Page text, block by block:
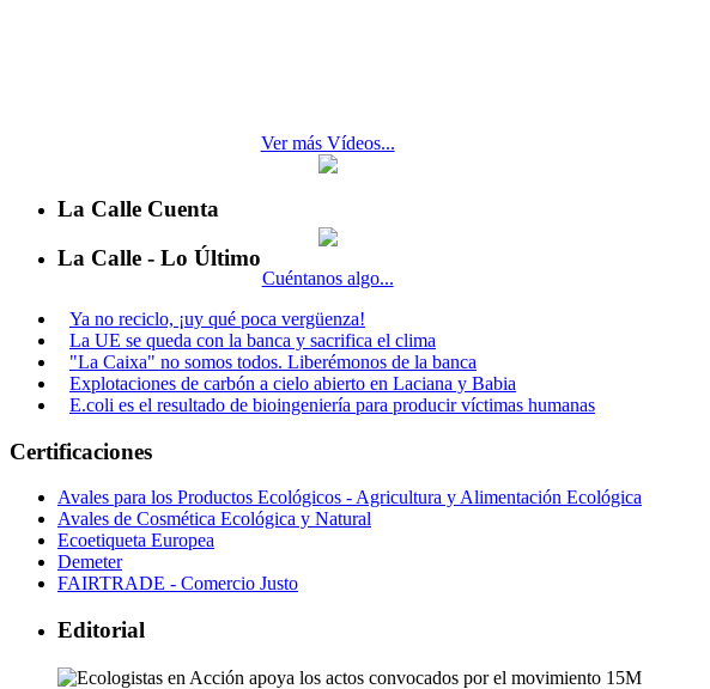
Ver más Vídeos...
La Calle Cuenta
La Calle - Lo Último
Cuéntanos algo...
Ya no reciclo, ¡uy qué poca vergüenza!
La UE se queda con la banca y sacrifica el clima
"La Caixa" no somos todos. Liberémonos de la banca
Explotaciones de carbón a cielo abierto en Laciana y Babia
E.coli es el resultado de bioingeniería para producir víctimas humanas
Certificaciones
Avales para los Productos Ecológicos - Agricultura y Alimentación Ecológica
Avales de Cosmética Ecológica y Natural
Ecoetiqueta Europea
Demeter
FAIRTRADE - Comercio Justo
Editorial